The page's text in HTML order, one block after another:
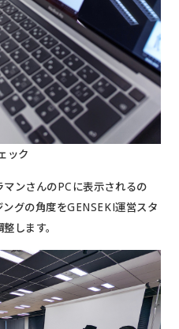
ック
ンさんのPCに表示されるの
グの角度をGENSEKI運営スタ
します。